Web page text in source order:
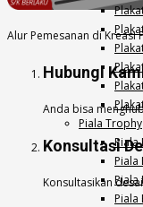
Piala Trophy
Piala
Piala
Piala
Piala
Alur Pemesanan di Kreasi
Hubungi
Anda bisa
Konsultasi
Konsultasikan